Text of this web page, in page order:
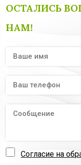
ОСТАЛИСЬ
НАМ!
Согласие на